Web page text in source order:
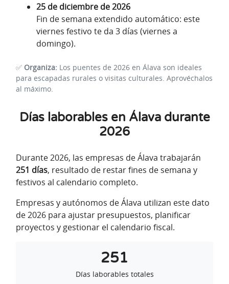
25 de diciembre de 2026
Fin de semana extendido automático: este
viernes festivo te da 3 días (viernes a
domingo).
✅ Organiza: Los puentes de 2026 en Álava son ideales
para escapadas rurales o visitas culturales. Aprovéchalos
al máximo.
Días laborables en Álava durante
2026
Durante 2026, las empresas de Álava trabajarán
251 días, resultado de restar fines de semana y
festivos al calendario completo.
Empresas y autónomos de Álava utilizan este dato
de 2026 para ajustar presupuestos, planificar
proyectos y gestionar el calendario fiscal.
251
Días laborables totales